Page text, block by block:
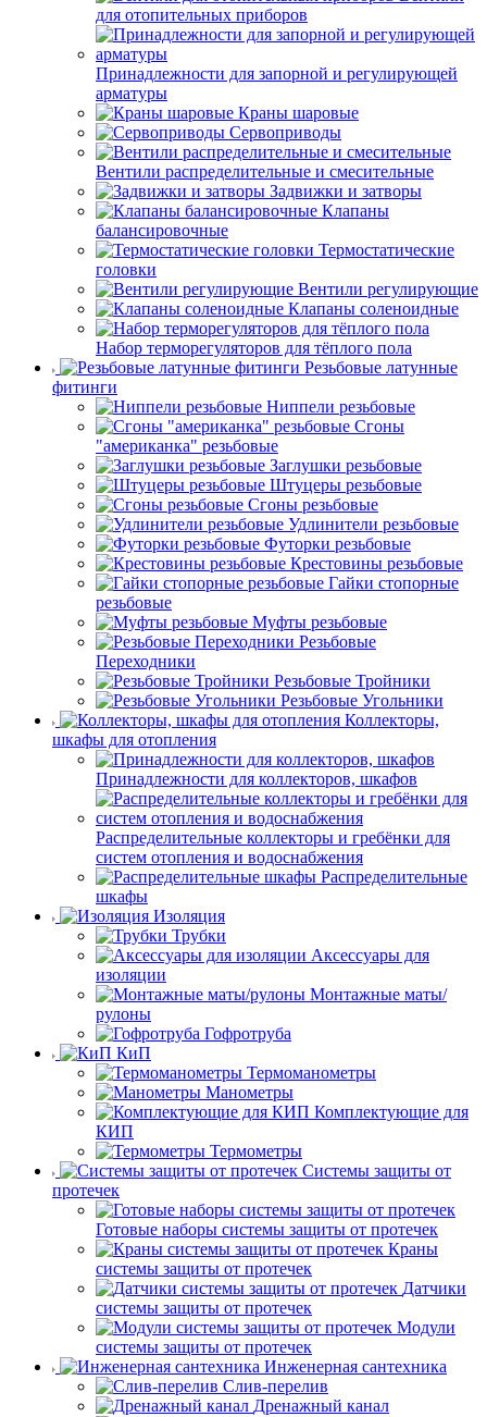
для отопительных приборов
Принадлежности для запорной и регулирующей
арматуры
Краны шаровые
Сервоприводы
Вентили распределительные и смесительные
Задвижки и затворы
Клапаны
балансировочные
Термостатические
головки
Вентили регулирующие
Клапаны соленоидные
Набор терморегуляторов для тёплого пола
Резьбовые латунные
фитинги
Ниппели резьбовые
Сгоны
"американка" резьбовые
Заглушки резьбовые
Штуцеры резьбовые
Сгоны резьбовые
Удлинители резьбовые
Футорки резьбовые
Крестовины резьбовые
Гайки стопорные
резьбовые
Муфты резьбовые
Резьбовые
Переходники
Резьбовые Тройники
Резьбовые Угольники
Коллекторы,
шкафы для отопления
Принадлежности для коллекторов, шкафов
Распределительные коллекторы и гребёнки для
систем отопления и водоснабжения
Распределительные
шкафы
Изоляция
Трубки
Аксессуары для
изоляции
Монтажные маты/
рулоны
Гофротруба
КиП
Термоманометры
Манометры
Комплектующие для
КИП
Термометры
Системы защиты от
протечек
Готовые наборы системы защиты от протечек
Краны
системы защиты от протечек
Датчики
системы защиты от протечек
Модули
системы защиты от протечек
Инженерная сантехника
Слив-перелив
Дренажный канал